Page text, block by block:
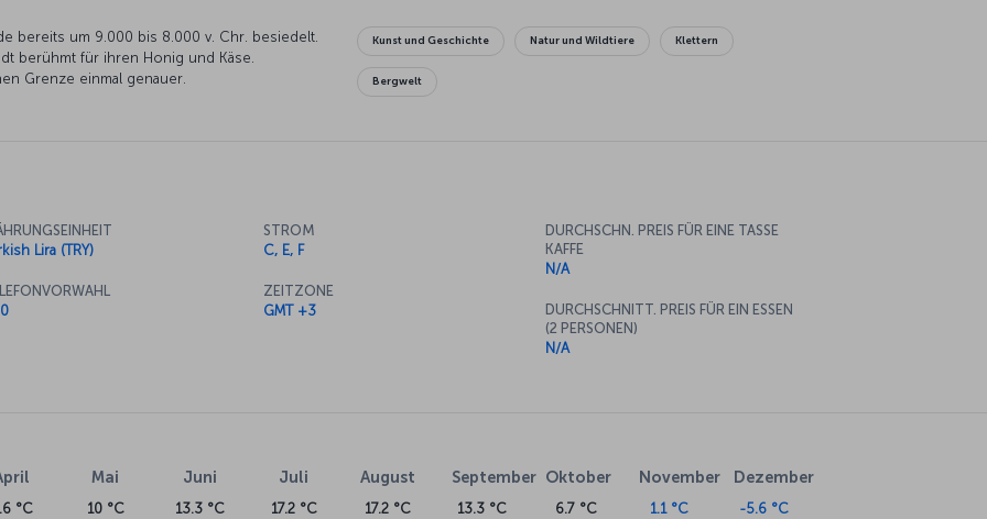
bereits um 9.000 bis 8.000 v. Chr. besiedelt.
berühmt für ihren Honig und Käse.
Grenze einmal genauer.
Kunst und Geschichte Natur und Wildtiere Klettern
Bergwelt
Lira (TRY)
STROM
C, E, F
ZEITZONE
GMT +3
DURCHSCHN. PREIS FÜR EINE TASSE
KAFFE
N/A
DURCHSCHNITT. PREIS FÜR EIN ESSEN
(2 PERSONEN)
N/A
°C
Mai
10 °C
Juni
13.3 °C
Juli
17.2 °C
August
17.2 °C
September
13.3 °C
Oktober
6.7 °C
November
1.1 °C
Dezember
-5.6 °C